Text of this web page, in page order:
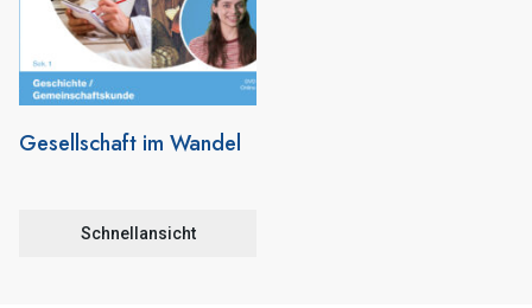
Gesellschaft im Wandel
Schnellansicht